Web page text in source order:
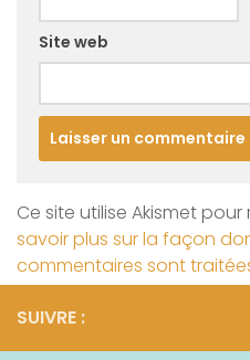
Site web
Ce site utilise Akismet
savoir plus sur la façon
commentaires sont
SUIVRE :